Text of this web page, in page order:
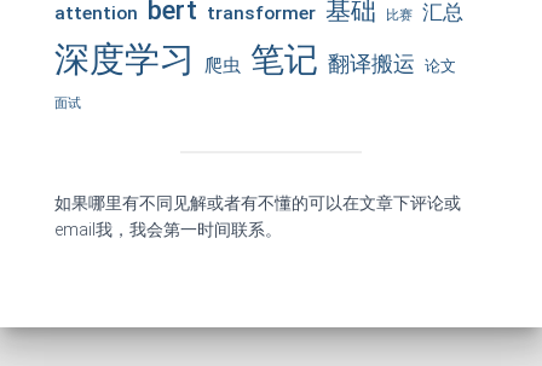
attention bert transformer 基础 比赛 汇总
深度学习 爬虫 笔记 翻译搬运 论文
面试
如果哪里有不同见解或者有不懂的可以在文章下评论或
email我，我会第一时间联系。